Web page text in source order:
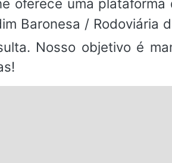
oferece uma
Baronesa / Rodoviária
Nosso objetivo é